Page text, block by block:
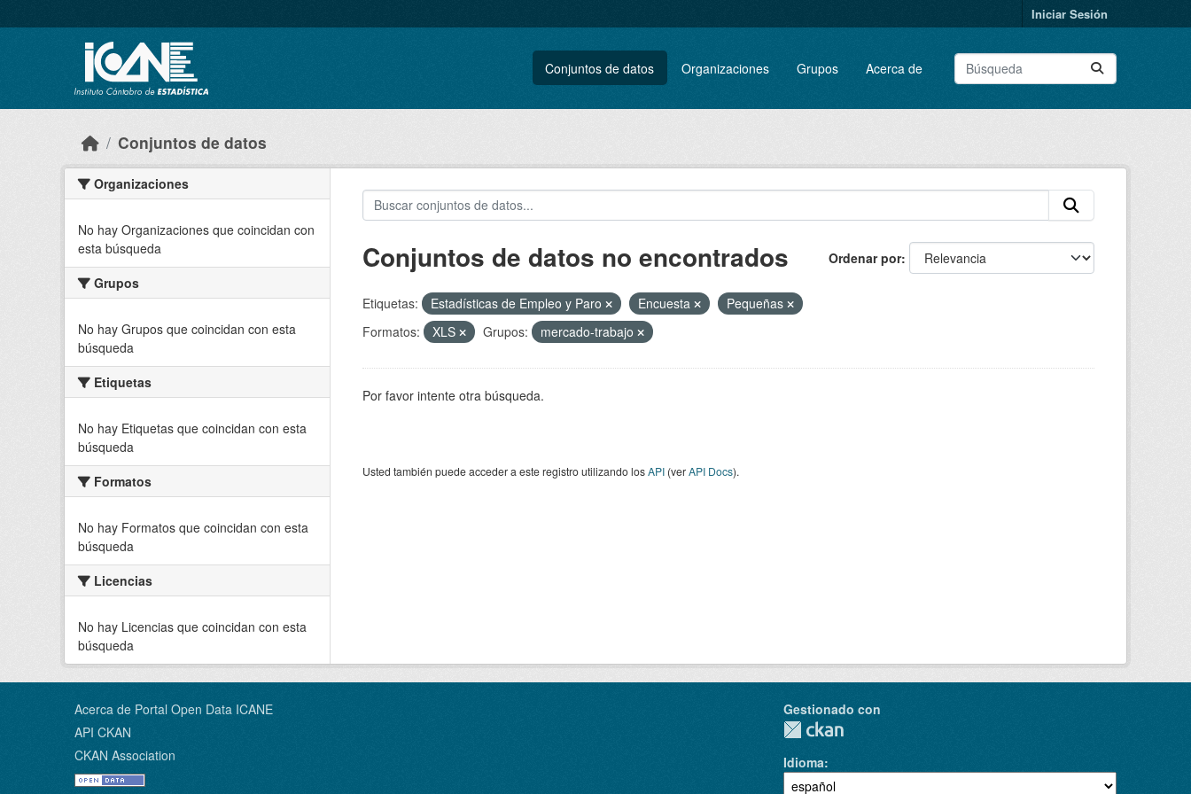
Iniciar Sesión
Conjuntos de datos Organizaciones Grupos Acerca de
Conjuntos de datos
Organizaciones
No hay Organizaciones que coincidan con
esta búsqueda
Grupos
No hay Grupos que coincidan con esta
búsqueda
Etiquetas
No hay Etiquetas que coincidan con esta
búsqueda
Formatos
No hay Formatos que coincidan con esta
búsqueda
Licencias
No hay Licencias que coincidan con esta
búsqueda
Ordenar por
Conjuntos de datos no encontrados
Etiquetas: Estadísticas de Empleo y Paro Encuesta
Pequeñas
Formatos:
XLS Grupos: mercado-trabajo
Por favor intente otra búsqueda.
Usted también puede acceder a este registro utilizando losAPI(verAPI Docs).
Acerca de Portal Open Data ICANE
API CKAN
CKAN Association
Gestionado con
Idioma